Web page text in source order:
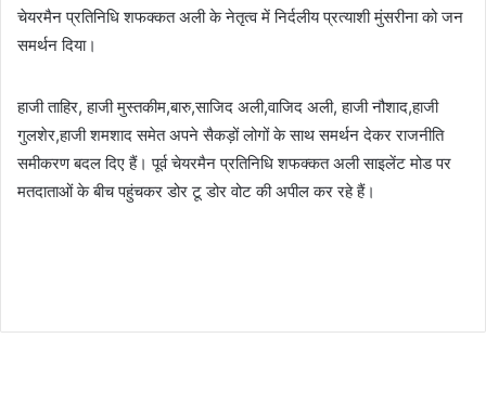
चेयरमैन प्रतिनिधि शफक्कत अली के नेतृत्व में निर्दलीय प्रत्याशी मुंसरीना को जन
समर्थन दिया।
हाजी ताहिर, हाजी मुस्तकीम,बारु,साजिद अली,वाजिद अली, हाजी नौशाद,हाजी
गुलशेर,हाजी शमशाद समेत अपने सैकड़ों लोगों के साथ समर्थन देकर राजनीति
समीकरण बदल दिए हैं। पूर्व चेयरमैन प्रतिनिधि शफक्कत अली साइलेंट मोड पर
मतदाताओं के बीच पहुंचकर डोर टू डोर वोट की अपील कर रहे हैं।